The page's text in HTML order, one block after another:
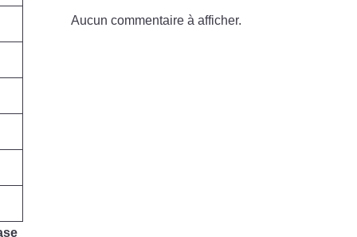
Aucun commentaire à afficher.